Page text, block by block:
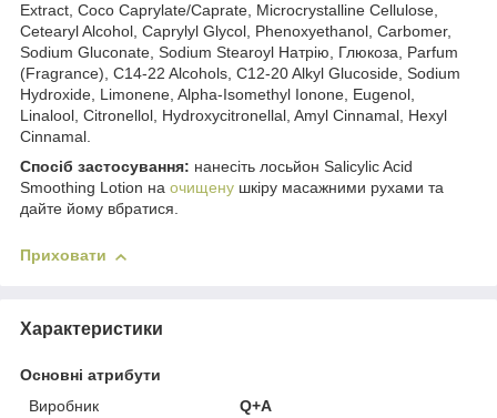
Extract, Coco Caprylate/Caprate, Microcrystalline Cellulose,
Cetearyl Alcohol, Caprylyl Glycol, Phenoxyethanol, Carbomer,
Sodium Gluconate, Sodium Stearoyl Натрію, Глюкоза, Parfum
(Fragrance), C14-22 Alcohols, C12-20 Alkyl Glucoside, Sodium
Hydroxide, Limonene, Alpha-Isomethyl Ionone, Eugenol,
Linalool, Citronellol, Hydroxycitronellal, Amyl Cinnamal, Hexyl
Cinnamal.
Спосіб застосування: нанесіть лосьйон Salicylic Acid
Smoothing Lotion на очищену шкіру масажними рухами та
дайте йому вбратися.
Приховати
Характеристики
Основні атрибути
Виробник
Q+A